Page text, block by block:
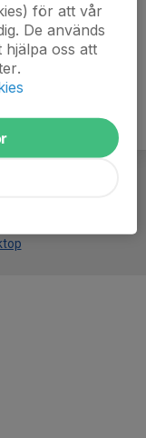
för att vår
De används
oss att